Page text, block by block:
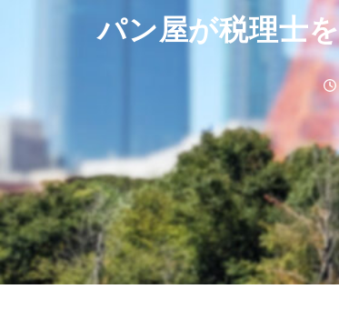
パン屋が税理士